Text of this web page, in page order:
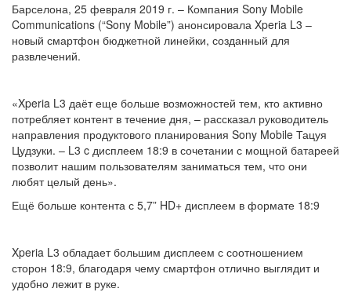
Барселона, 25 февраля 2019 г. – Компания Sony Mobile
Communications (“Sony Mobile”) анонсировала Xperia L3 –
новый смартфон бюджетной линейки, созданный для
развлечений.
«Xperia L3 даёт еще больше возможностей тем, кто активно
потребляет контент в течение дня, – рассказал руководитель
направления продуктового планирования Sony Mobile Тацуя
Цудзуки. – L3 c дисплеем 18:9 в сочетании с мощной батареей
позволит нашим пользователям заниматься тем, что они
любят целый день».
Ещё больше контента с 5,7” HD+ дисплеем в формате 18:9
Xperia L3 обладает большим дисплеем с соотношением
сторон 18:9, благодаря чему смартфон отлично выглядит и
удобно лежит в руке.